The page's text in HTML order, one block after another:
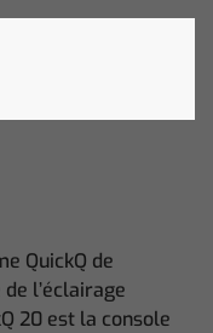
QuickQ de
l’éclairage
20 est la console